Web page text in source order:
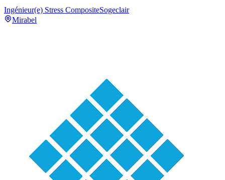
Ingénieur(e) Stress CompositeSogeclair
Mirabel